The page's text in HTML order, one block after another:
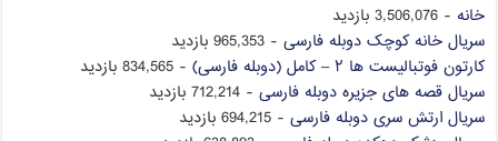
خانه - 3,506,076 بازدید
سریال خانه کوچک دوبله فارسی - 965,353 بازدید
کارتون فوتبالیست ها ۲ – کامل (دوبله فارسی)
- 834,565 بازدید
سریال قصه های جزیره دوبله فارسی - 712,214 بازدید
سریال ارتش سری دوبله فارسی - 694,215 بازدید